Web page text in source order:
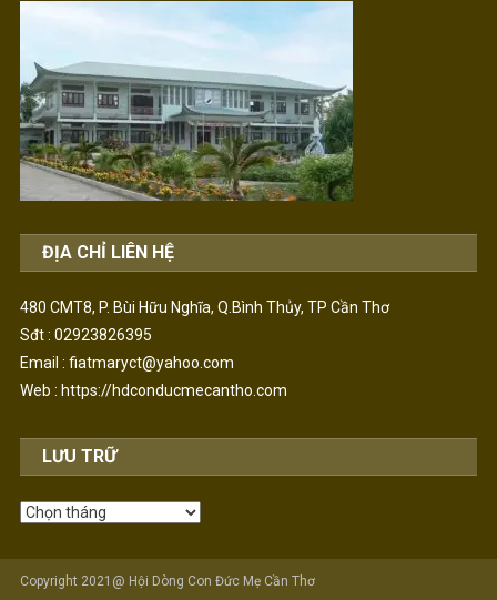
ĐỊA CHỈ LIÊN HỆ
480 CMT8, P. Bùi Hữu Nghĩa, Q.Bình Thủy, TP Cần Thơ
Sđt : 02923826395
Email : fiatmaryct@yahoo.com
Web : https://hdconducmecantho.com
LƯU TRỮ
Lưu
Copyright 2021@ Hội Dòng Con Đức Mẹ Cần Thơ